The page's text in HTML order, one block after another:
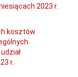
2023 r.
kosztów
r.